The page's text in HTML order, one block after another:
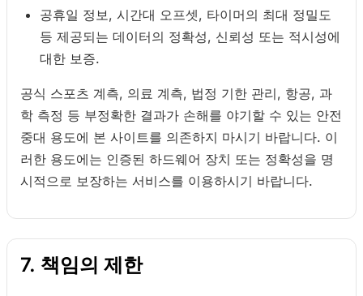
공휴일 정보, 시간대 오프셋, 타이머의 최대 정밀도
등 제공되는 데이터의 정확성, 신뢰성 또는 적시성에
대한 보증.
공식 스포츠 계측, 의료 계측, 법정 기한 관리, 항공, 과
학 측정 등 부정확한 결과가 손해를 야기할 수 있는 안전
중대 용도에 본 사이트를 의존하지 마시기 바랍니다. 이
러한 용도에는 인증된 하드웨어 장치 또는 정확성을 명
시적으로 보장하는 서비스를 이용하시기 바랍니다.
7. 책임의 제한